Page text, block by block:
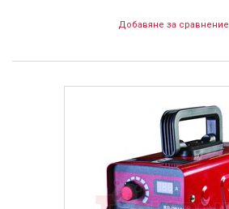
Добавяне за сравнение